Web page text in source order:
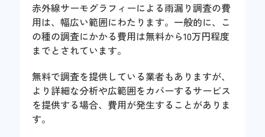
赤外線サーモグラフィーによる雨漏り調査の費
用は、幅広い範囲にわたります。一般的に、こ
の種の調査にかかる費用は無料から10万円程度
までとされています。
無料で調査を提供している業者もありますが、
より詳細な分析や広範囲をカバーするサービス
を提供する場合、費用が発生することがありま
す。